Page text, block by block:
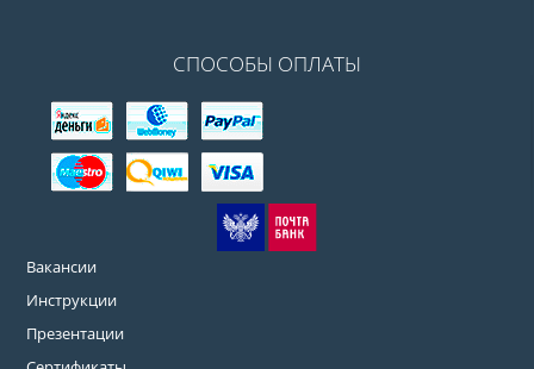
СПОСОБЫ ОПЛАТЫ
Вакансии
Инструкции
Презентации